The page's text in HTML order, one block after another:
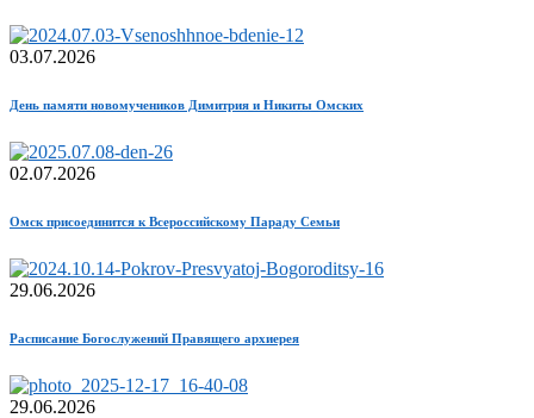
03.07.2026
День памяти новомучеников Димитрия и Никиты Омских
02.07.2026
Омск присоединится к Всероссийскому Параду Семьи
29.06.2026
Расписание Богослужений Правящего архиерея
29.06.2026